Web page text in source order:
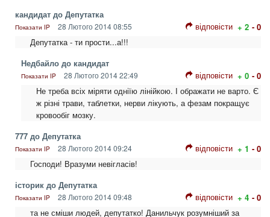
кандидат до Депутатка
Показати IP 28 Лютого 2014 08:55 відповісти + 2 - 0
Депутатка - ти прости...а!!!
Недбайло до кандидат
Показати IP 28 Лютого 2014 22:49 відповісти + 0 - 0
Не треба всіх міряти одніїю лінійкою. І ображати не варто. Є
ж різні трави, таблетки, нерви лікують, а фезам покращує
кровообіг мозку.
777 до Депутатка
Показати IP 28 Лютого 2014 09:24 відповісти + 1 - 0
Господи! Вразуми невігласів!
історик до Депутатка
Показати IP 28 Лютого 2014 09:48 відповісти + 4 - 0
та не сміши людей, депутатко! Данильчук розумніший за